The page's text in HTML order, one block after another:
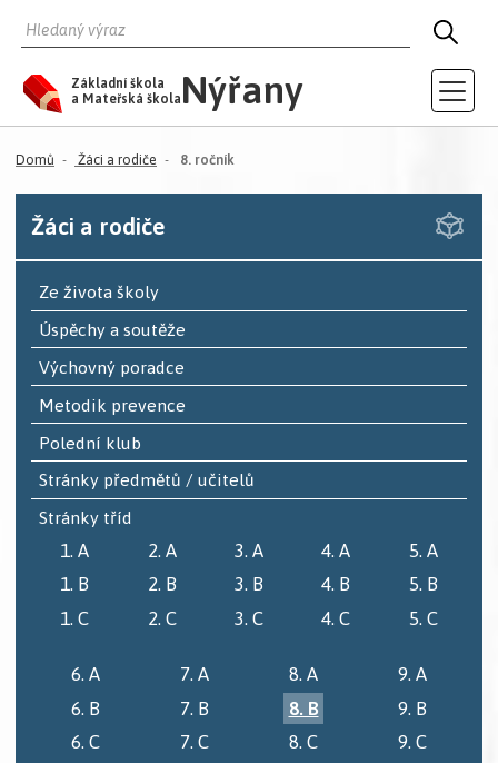
HLEDAT
Základní škola
a Mateřská škola Nýřany
Domů Žáci a rodiče 8. ročník
Žáci a rodiče
Ze života školy
Úspěchy a soutěže
Výchovný poradce
Metodik prevence
Polední klub
Stránky předmětů / učitelů
Stránky tříd
1. A
1. B
1. C
2. A
2. B
2. C
3. A
3. B
3. C
4. A
4. B
4. C
5. A
5. B
5. C
6. A
6. B
6. C
7. A
7. B
7. C
8. A
8. B
8. C
9. A
9. B
9. C